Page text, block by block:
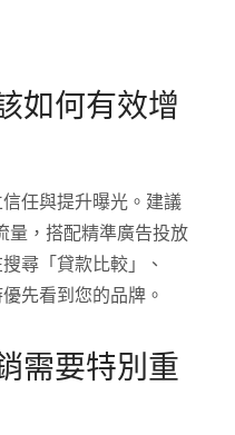
如何有效增
任與提升曝光。建議
量，搭配精準廣告投放
尋「貸款比較」、
先看到您的品牌。
需要特別重